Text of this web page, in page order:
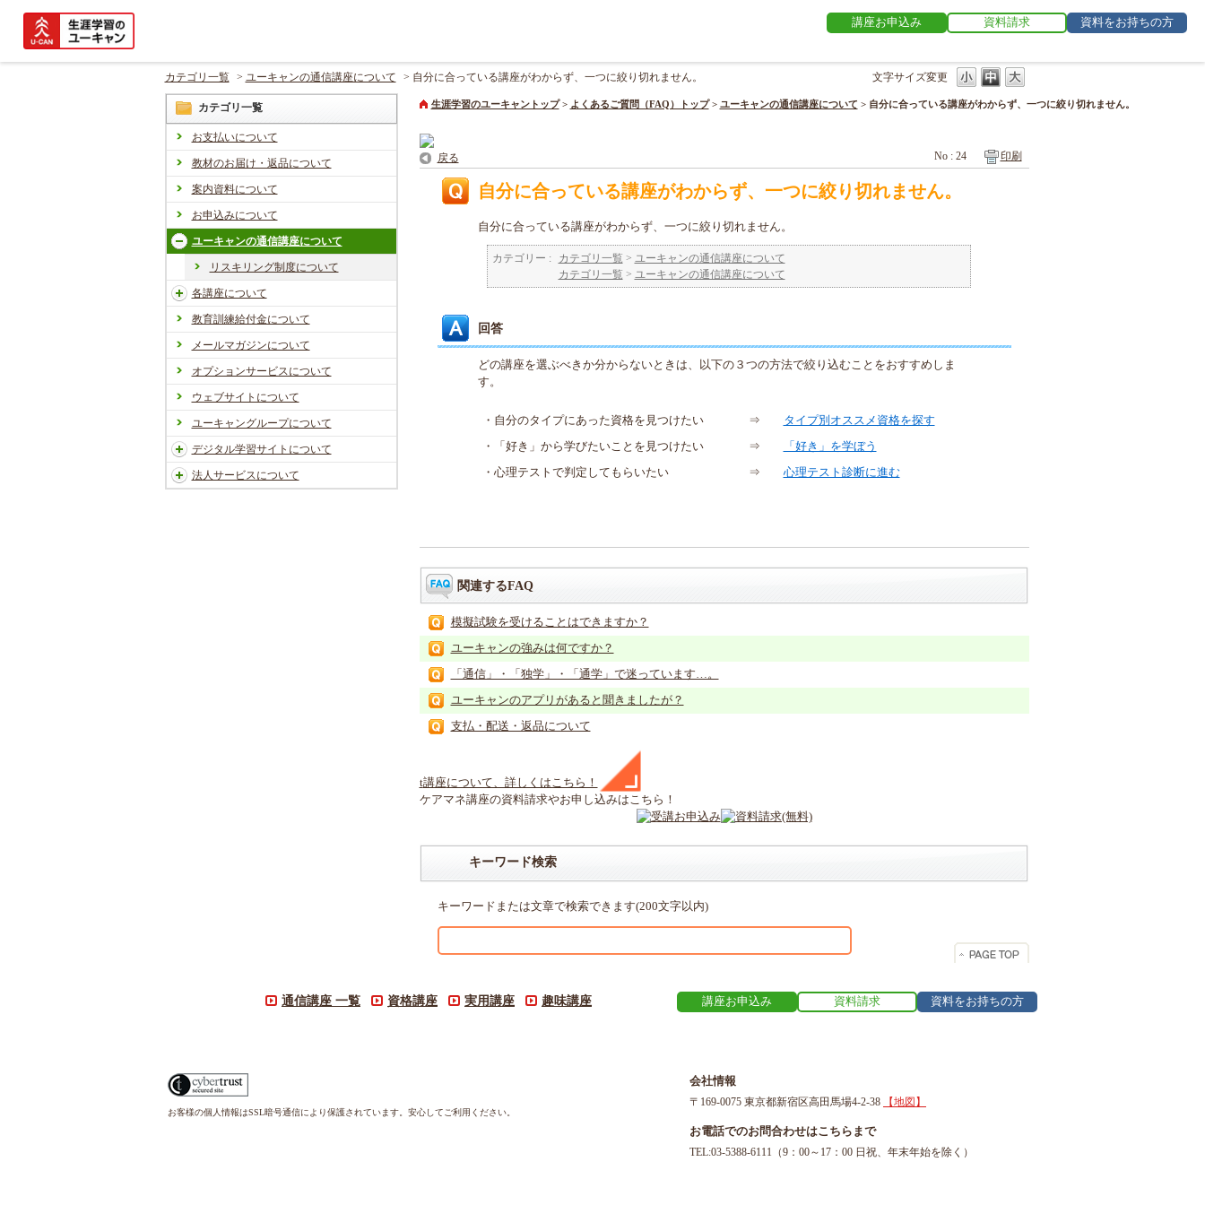
講座お申込み 資料請求 資料をお持ちの方
文字サイズ変更
カテゴリ一覧 > ユーキャンの通信講座について > 自分に合っている講座がわからず、一つに絞り切れません。
カテゴリ一覧
お支払いについて
教材のお届け・返品について
案内資料について
お申込みについて
ユーキャンの通信講座について
リスキリング制度について
各講座について
教育訓練給付金について
メールマガジンについて
オプションサービスについて
ウェブサイトについて
ユーキャングループについて
デジタル学習サイトについて
法人サービスについて
生涯学習のユーキャントップ > よくあるご質問（FAQ）トップ > ユーキャンの通信講座について > 自分に合っている講座がわからず、一つに絞り切れません。
戻る No : 24 印刷
自分に合っている講座がわからず、一つに絞り切れません。
自分に合っている講座がわからず、一つに絞り切れません。
カテゴリー : カテゴリ一覧 > ユーキャンの通信講座について
カテゴリ一覧 > ユーキャンの通信講座について
回答
どの講座を選ぶべきか分からないときは、以下の３つの方法で絞り込むことをおすすめしま
す。
・自分のタイプにあった資格を見つけたい ⇒ タイプ別オススメ資格を探す
・「好き」から学びたいことを見つけたい ⇒ 「好き」を学ぼう
・心理テストで判定してもらいたい ⇒ 心理テスト診断に進む
関連するFAQ
模擬試験を受けることはできますか？
ユーキャンの強みは何ですか？
「通信」・「独学」・「通学」で迷っています…。
ユーキャンのアプリがあると聞きましたが？
支払・配送・返品について
t講座について、詳しくはこちら！
ケアマネ講座の資料請求やお申し込みはこちら！
キーワード検索
キーワードまたは文章で検索できます(200文字以内)
通信講座 一覧 資格講座 実用講座 趣味講座 講座お申込み 資料請求 資料をお持ちの方
お客様の個人情報はSSL暗号通信により保護されています。安心してご利用ください。
会社情報
〒169-0075 東京都新宿区高田馬場4-2-38 【地図】
お電話でのお問合わせはこちらまで
TEL:03-5388-6111（9：00～17：00 日祝、年末年始を除く）